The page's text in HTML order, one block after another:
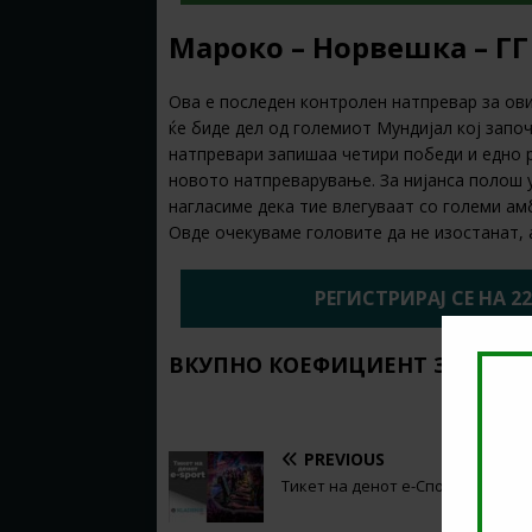
Мароко – Норвешка – ГГ
Ова е последен контролен натпревар за
ќе биде дел од големиот Мундијал кој
натпревари запишаа четири победи и
новото натпреварување. За нијанса
нагласиме дека тие влегуваат со големи
Овде очекуваме головите да не
РЕГИСТРИРАЈ СЕ НА
ВКУПНО КОЕФИЦИЕНТ ЗА
PREVIOUS
Тикет на денот е-Спорт